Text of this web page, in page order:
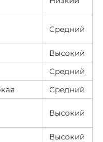
Средний
Высокий
Средний
Средний
Высокий
Высокий